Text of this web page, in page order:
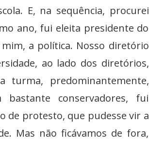
E, na sequência, procurei
ano, fui eleita presidente do
a política. Nosso diretório
ao lado dos diretórios,
turma, predominantemente,
conservadores, fui
de protesto, que pudesse vir a
Mas não ficávamos de fora,